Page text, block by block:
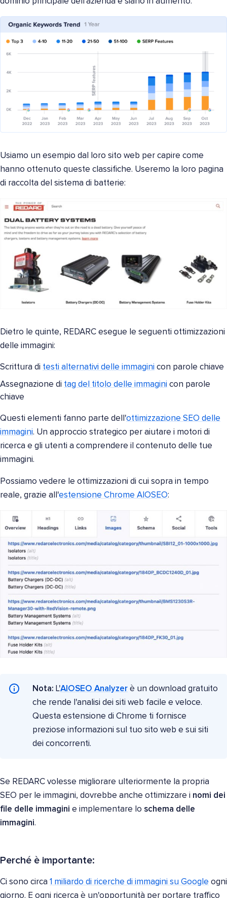
Usiamo un esempio dal loro sito web per capire come
hanno ottenuto queste classifiche. Useremo la loro pagina
di raccolta del sistema di batterie:
Dietro le quinte, REDARC esegue le seguenti ottimizzazioni
delle immagini:
Scrittura di testi alternativi delle immagini con parole chiave
Assegnazione di tag del titolo delle immagini con parole
chiave
Questi elementi fanno parte dell'ottimizzazione SEO delle
immagini. Un approccio strategico per aiutare i motori di
ricerca e gli utenti a comprendere il contenuto delle tue
immagini.
Possiamo vedere le ottimizzazioni di cui sopra in tempo
reale, grazie all'estensione Chrome AIOSEO:
Nota: L'AIOSEO Analyzer è un download gratuito
che rende l'analisi dei siti web facile e veloce.
Questa estensione di Chrome ti fornisce
preziose informazioni sul tuo sito web e sui siti
dei concorrenti.
Se REDARC volesse migliorare ulteriormente la propria
SEO per le immagini, dovrebbe anche ottimizzare i nomi dei
file delle immagini e implementare lo schema delle
immagini.
Perché è importante:
Ci sono circa 1 miliardo di ricerche di immagini su Google ogni
giorno. E ogni ricerca è un'opportunità per portare traffico